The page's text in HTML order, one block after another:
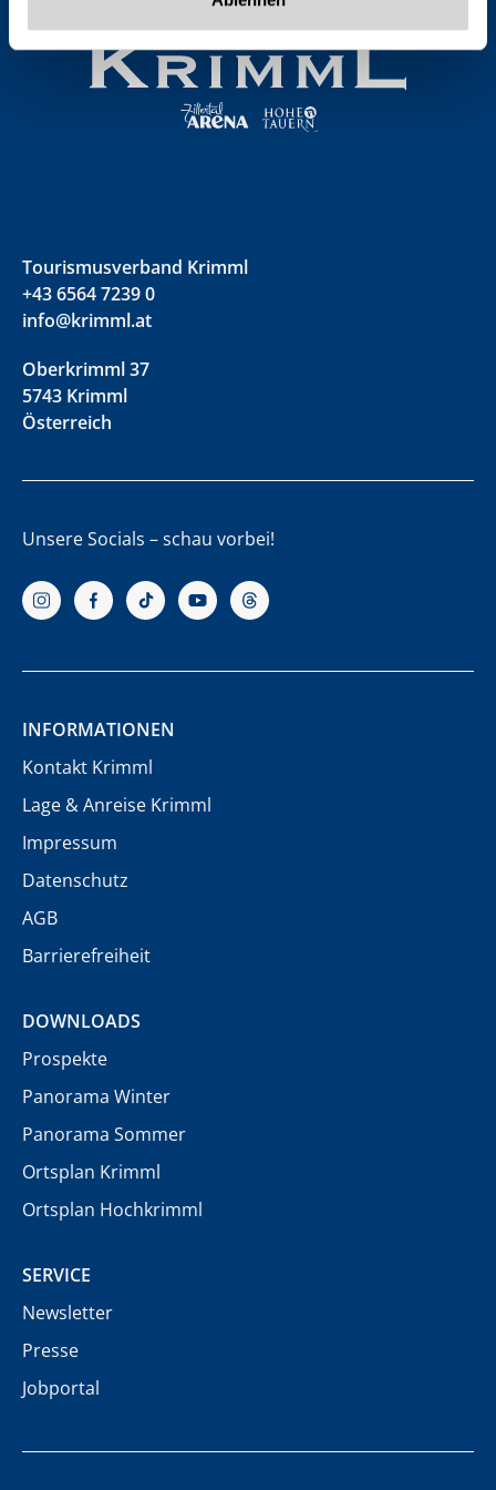
Tourismusverband Krimml
+43 6564 7239 0
info@krimml.at
Oberkrimml 37
5743 Krimml
Österreich
Unsere Socials – schau vorbei!
INFORMATIONEN
Kontakt Krimml
Lage & Anreise Krimml
Impressum
Datenschutz
AGB
Barrierefreiheit
DOWNLOADS
Prospekte
Panorama Winter
Panorama Sommer
Ortsplan Krimml
Ortsplan Hochkrimml
SERVICE
Newsletter
Presse
Jobportal